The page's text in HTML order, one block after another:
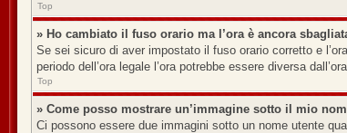
Top
» Ho cambiato il fuso orario ma l’ora è ancora
Se sei sicuro di aver impostato il fuso orario corretto e
periodo dell’ora legale l’ora potrebbe essere diversa
Top
» Come posso mostrare un’immagine sotto il mio
Ci possono essere due immagini sotto un nome utente